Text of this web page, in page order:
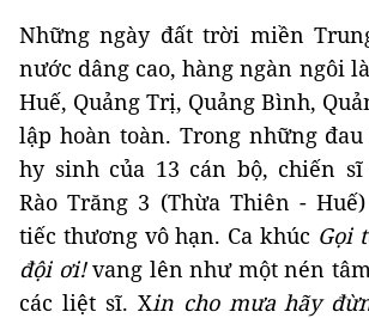
Những ngày đất trời miền
nước dâng cao, hàng ngàn ngôi
Huế, Quảng Trị, Quảng Bình,
lập hoàn toàn. Trong những
hy sinh của 13 cán bộ, chiến
Rào Trăng 3 (Thừa Thiên -
tiếc thương vô hạn. Ca khúc Gọi
đội ơi!vang lên như một nén
các liệt sĩ. Xin cho mưa hãy